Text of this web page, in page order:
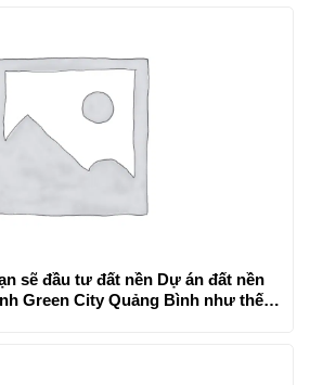
sẽ đầu tư đất nền Dự án đất nền
Green City Quảng Bình như thế